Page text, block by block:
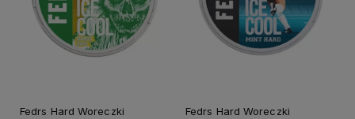
Fedrs Hard Woreczki
Fedrs Hard Woreczki